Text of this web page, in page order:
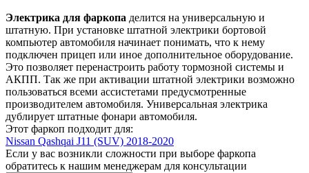
Электрика для фаркопа делится на универсальную и
штатную. При установке штатной электрики бортовой
компьютер автомобиля начинает понимать, что к нему
подключен прицеп или иное дополнительное оборудование.
Это позволяет перенастроить работу тормозной системы и
АКПП. Так же при активации штатной электрики возможно
пользоваться всеми ассистетами предусмотренные
производителем автомобиля. Универсальная электрика
дублирует штатные фонари автомобиля.
Этот фаркоп подходит для:
Nissan Qashqai J11 (SUV) 2018-2020
Если у вас возникли сложности при выборе фаркопа
обратитесь к нашим менеджерам для консультации